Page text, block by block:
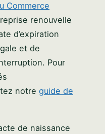
Commerce
renouvelle
d’expiration
et de
Pour
notre guide de
de naissance
· Your data stays